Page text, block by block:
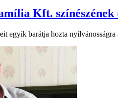
Kft. színészének
egyik barátja hozta